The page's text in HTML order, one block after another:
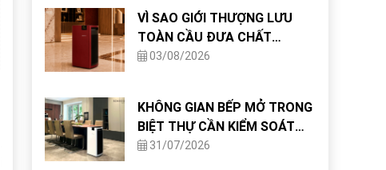
VÌ SAO GIỚI THƯỢNG LƯU
TOÀN CẦU ĐƯA CHẤT
LƯỢNG KHÔNG KHÍ VÀO TIÊU
03/08/2026
KHÔNG GIAN BẾP MỞ TRONG
BIỆT THỰ CẦN KIỂM SOÁT
CHẤT LƯỢNG KHÔNG KHÍ
31/07/2026